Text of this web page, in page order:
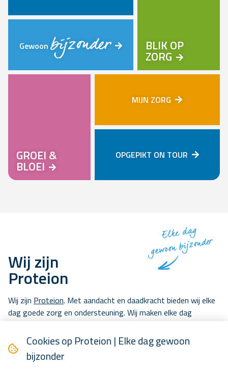
BLIK OP
ZORG
Gewoonbijzonder
GROEI &
BLOEI
MIJN ZORG
OPGEPIKT ON TOUR
Elke dag
gewoon bijzonder
Wij zijn
Proteion
Wij zijn Proteion. Met aandacht en daadkracht bieden wij elke
dag goede zorg en ondersteuning. Wij maken elke dag
Cookies op Proteion | Elke dag gewoon
bijzonder